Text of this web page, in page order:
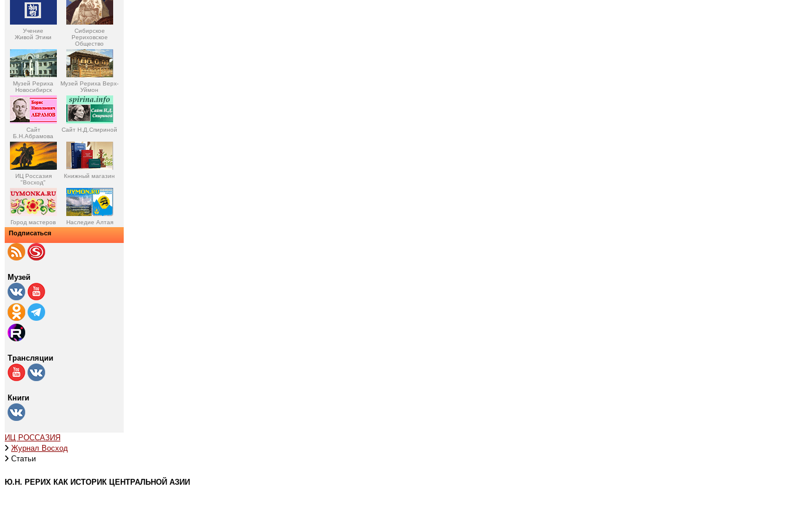
Учение
Живой Этики
Сибирское
Рериховское
Общество
Музей Рериха
Новосибирск
Музей Рериха Верх-
Уймон
Сайт
Б.Н.Абрамова
Сайт Н.Д.Спириной
ИЦ Россазия
"Восход"
Книжный магазин
Город мастеров Наследие Алтая
Подписаться
Музей
Трансляции
Книги
ИЦ РОССАЗИЯ
Журнал Восход
Статьи
Ю.Н. РЕРИХ КАК ИСТОРИК ЦЕНТРАЛЬНОЙ АЗИИ